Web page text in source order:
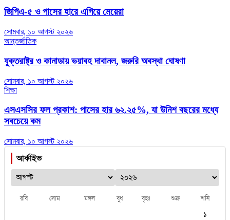
জিপিএ-৫ ও পাসের হারে এগিয়ে মেয়েরা
সোমবার, ১০ আগস্ট ২০২৬
আন্তর্জাতিক
যুক্তরাষ্ট্র ও কানাডায় ভয়াবহ দাবানল, জরুরি অবস্থা ঘোষণা
সোমবার, ১০ আগস্ট ২০২৬
শিক্ষা
এসএসসির ফল প্রকাশ: পাসের হার ৬২.২৫%, যা উনিশ বছরের মধ্যে
সবচেয়ে কম
সোমবার, ১০ আগস্ট ২০২৬
আর্কাইভ
রবি সোম মঙ্গল বুধ বৃহঃ শুক্র শনি
১